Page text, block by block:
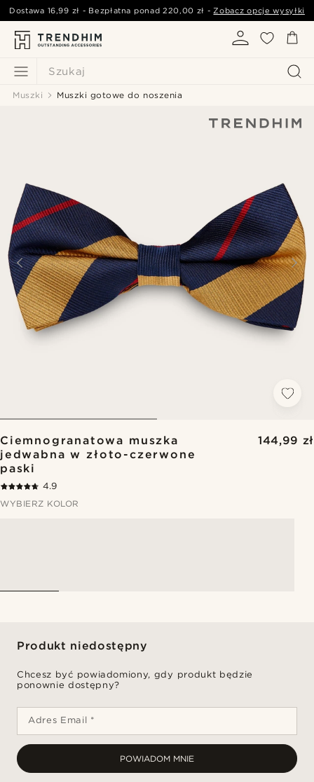
Szukaj
Dostawa 16,99 zł - Bezpłatna ponad220,00 zł -Zobacz opcje wysyłki
Muszki Muszki gotowe do noszenia
Ciemnogranatowa muszka
jedwabna w złoto-czerwone
paski
144,99 zł
4.9
WYBIERZ KOLOR
Produkt niedostępny
Chcesz być powiadomiony, gdy produkt będzie
ponownie dostępny?
Adres Email *
POWIADOM MNIE